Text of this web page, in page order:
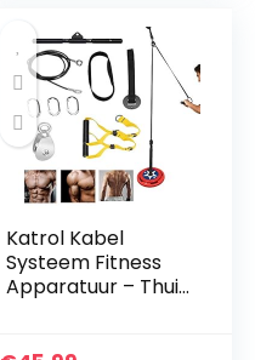
Katrol Kabel
Systeem Fitness
Apparatuur – Thuis